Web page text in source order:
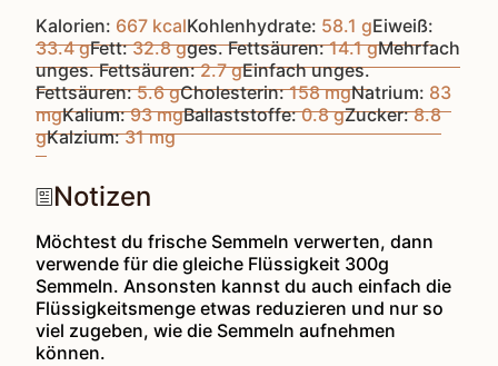
Kalorien: 667 kcalKohlenhydrate: 58.1 gEiweiß:
33.4 gFett:32.8 gges. Fettsäuren:14.1 gMehrfach
unges. Fettsäuren:2.7 gEinfach unges.
Fettsäuren:5.6 gCholesterin:158 mgNatrium: 83
mgKalium:93 mgBallaststoffe:0.8 gZucker:8.8
gKalzium:31 mg
Notizen
Möchtest du frische Semmeln verwerten, dann
verwende für die gleiche Flüssigkeit 300g
Semmeln. Ansonsten kannst du auch einfach die
Flüssigkeitsmenge etwas reduzieren und nur so
viel zugeben, wie die Semmeln aufnehmen
können.